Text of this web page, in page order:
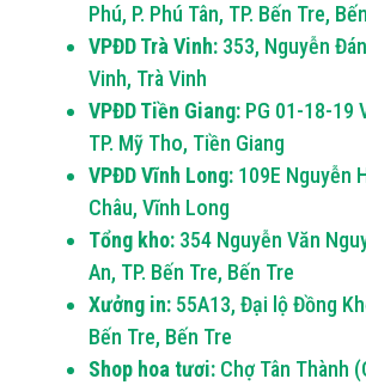
Phú, P. Phú Tân, TP. Bến Tre,
VPĐD Trà Vinh: 353, Nguyễn
Vinh, Trà Vinh
VPĐD Tiền Giang: PG 01-18-19
TP. Mỹ Tho, Tiền Giang
VPĐD Vĩnh Long: 109E Nguyễn
Châu, Vĩnh Long
Tổng kho: 354 Nguyễn Văn
An, TP. Bến Tre, Bến Tre
Xưởng in: 55A13, Đại lộ Đồng
Bến Tre, Bến Tre
Shop hoa tươi: Chợ Tân Thành